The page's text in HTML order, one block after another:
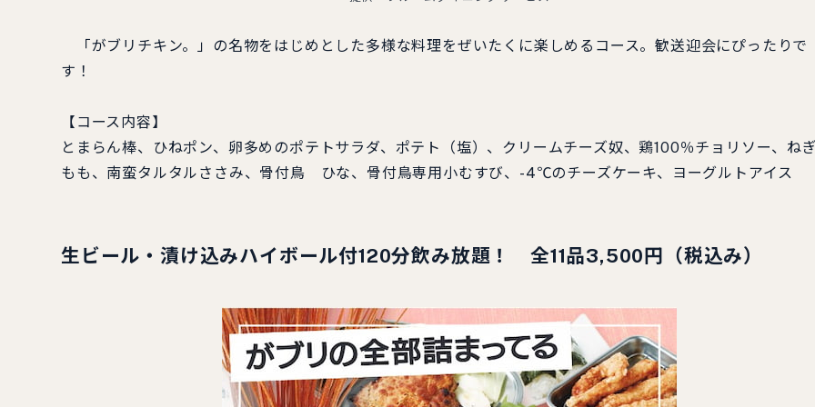
「がブリチキン。」の名物をはじめとした多様な料理をぜいたくに楽しめるコース。歓送迎会にぴったりで
す！
【コース内容】
とまらん棒、ひねポン、卵多めのポテトサラダ、ポテト（塩）、クリームチーズ奴、鶏100％チョリソー、ね
もも、南蛮タルタルささみ、骨付鳥 ひな、骨付鳥専用小むすび、-4℃のチーズケーキ、ヨーグルトアイス
生ビール・漬け込みハイボール付120分飲み放題！ 全11品3,500円（税込み）